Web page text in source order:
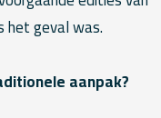
het geval was.
aanpak?